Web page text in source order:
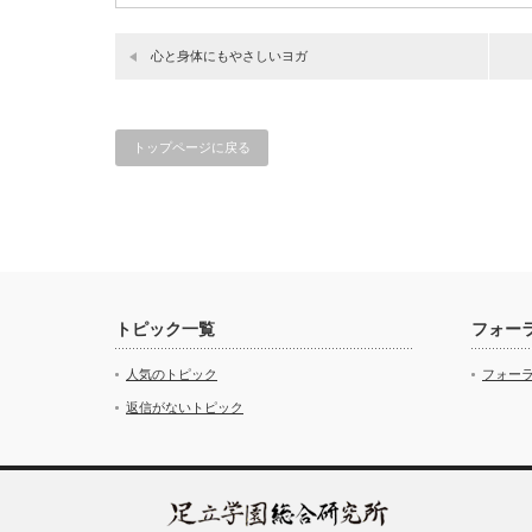
心と身体にもやさしいヨガ
トップページに戻る
トピック一覧
人気のトピック
返信がないトピック
フォー
フォー